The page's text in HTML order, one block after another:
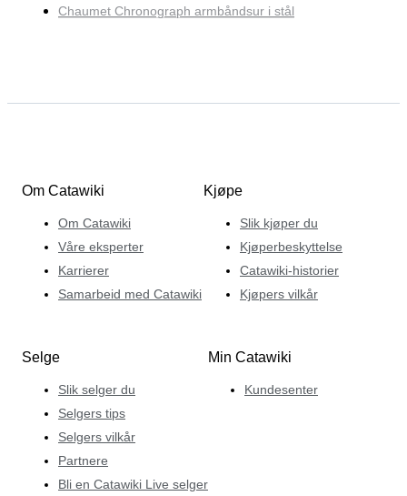
Chaumet Chronograph armbåndsur i stål
Om Catawiki
Om Catawiki
Våre eksperter
Karrierer
Samarbeid med Catawiki
Kjøpe
Slik kjøper du
Kjøperbeskyttelse
Catawiki-historier
Kjøpers vilkår
Selge
Slik selger du
Selgers tips
Selgers vilkår
Partnere
Bli en Catawiki Live selger
Min Catawiki
Kundesenter